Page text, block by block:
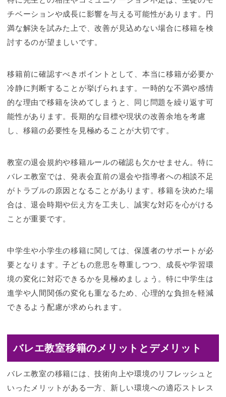
チベーションや成長に影響を与える可能性があります。円
満な解決を試みた上で、改善が見込めない場合に移籍を検
討するのが望ましいです。
移籍前に確認すべきポイントとして、本当に移籍が必要か
冷静に判断することが挙げられます。一時的な不満や感情
的な理由で移籍を決めてしまうと、同じ問題を繰り返す可
能性があります。長期的な目標や現状の改善余地を考慮
し、移籍の必要性を見極めることが大切です。
教室の退会規約や移籍ルールの確認も欠かせません。特に
バレエ教室では、発表会直前の退会や指導者への相談不足
がトラブルの原因となることがあります。移籍を決めた場
合は、退会時期や伝え方を工夫し、誠実な対応を心がける
ことが重要です。
中学生や小学生の移籍に関しては、保護者のサポートが必
要となります。子どもの意思を尊重しつつ、成長や学習環
境の変化に対応できるかを見極めましょう。特に中学生は
進学や人間関係の変化も重なるため、心理的な負担を軽減
できるよう配慮が求められます。
バレエ教室移籍のメリットとデメリット
バレエ教室の移籍には、技術向上や環境のリフレッシュと
いったメリットがある一方、新しい環境への適応ストレス